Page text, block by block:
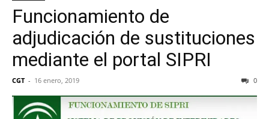
Funcionamiento de
adjudicación de sustituciones
mediante el portal SIPRI
CGT - 16 enero, 2019 0